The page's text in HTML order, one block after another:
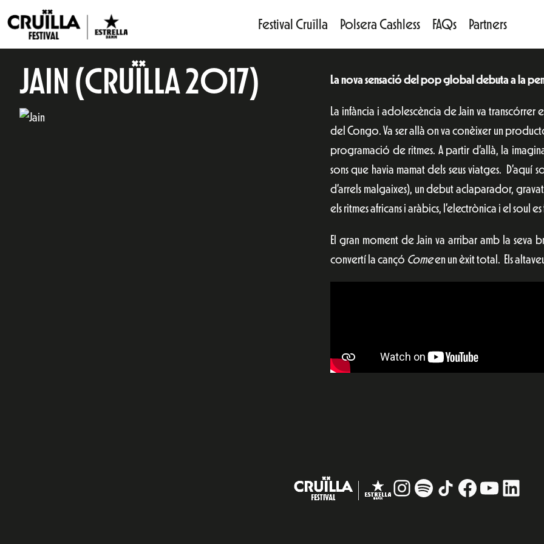
Festival Cruïlla Polsera Cashless FAQs Partners
JAIN (CRUÏLLA 2017) La nova sensació del pop global debuta a la
La infància i adolescència de Jain va transcórrer
del Congo. Va ser allà on va conèixer un
programació de ritmes. A partir d’allà, la
sons que havia mamat dels seus viatges. D’aquí
d’arrels malgaixes), un debut aclaparador,
els ritmes africans i aràbics, l’electrònica i el soul
El gran moment de Jain va arribar amb la seva
convertí la cançó Comeen un èxit total. Els
Instagram
# TikTokFacebook
YouTube